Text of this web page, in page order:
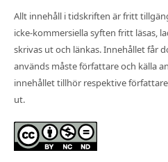
Allt innehåll i tidskriften är fritt
icke-kommersiella syften fritt läsas,
skrivas ut och länkas. Innehållet får
används måste författare och källa
innehållet tillhör respektive
ut.